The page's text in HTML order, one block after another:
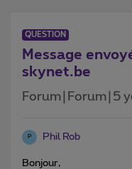
QUESTION
Message
skynet.be
Forum|Forum|5
P Phil Rob
Bonjour,